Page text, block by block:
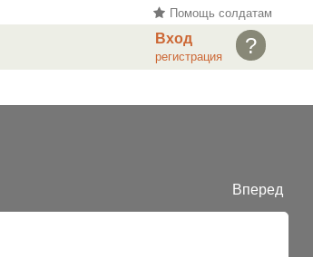
Помощь солдатам
?
Вход
регистрация
Вперед